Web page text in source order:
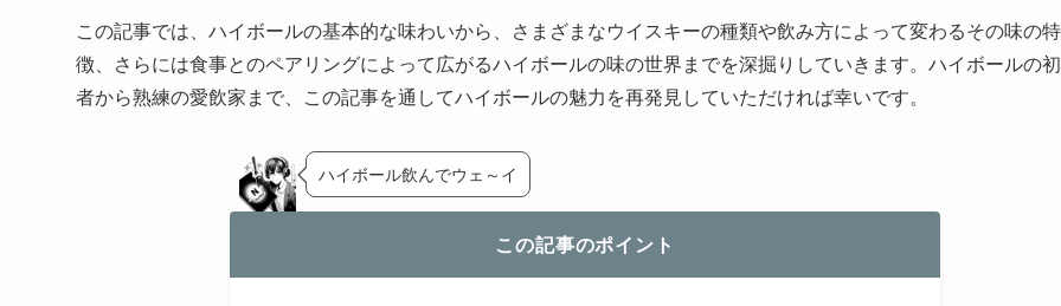
この記事では、ハイボールの基本的な味わいから、さまざまなウイスキーの種類や飲み方によって変わるその味の特
徴、さらには食事とのペアリングによって広がるハイボールの味の世界までを深掘りしていきます。ハイボールの
者から熟練の愛飲家まで、この記事を通してハイボールの魅力を再発見していただければ幸いです。
ハイボール飲んでウェ～イ
この記事のポイント